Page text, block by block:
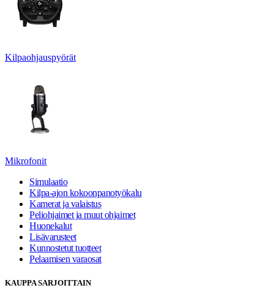
Kilpaohjauspyörät
Mikrofonit
Simulaatio
Kilpa-ajon kokoonpanotyökalu
Kamerat ja valaistus
Peliohjaimet ja muut ohjaimet
Huonekalut
Lisävarusteet
Kunnostetut tuotteet
Pelaamisen varaosat
KAUPPA SARJOITTAIN